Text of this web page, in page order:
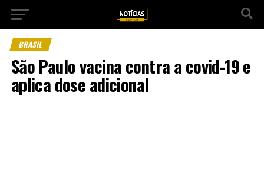
BRASIL
São Paulo vacina contra a covid-19 e
aplica dose adicional